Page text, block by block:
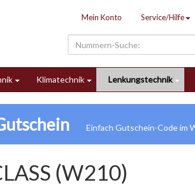
Mein Konto Service/Hilfe
Klimatechnik Lenkungstechnik
(W210)